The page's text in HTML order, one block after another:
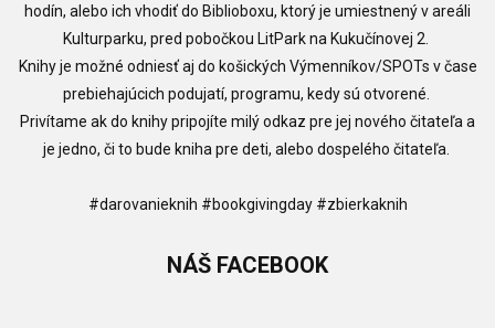
hodín, alebo ich vhodiť do Biblioboxu, ktorý je umiestnený v areáli
Kulturparku, pred pobočkou LitPark na Kukučínovej 2.
Knihy je možné odniesť aj do košických Výmenníkov/SPOTs v čase
prebiehajúcich podujatí, programu, kedy sú otvorené.
Privítame ak do knihy pripojíte milý odkaz pre jej nového čitateľa a
je jedno, či to bude kniha pre deti, alebo dospelého čitateľa.
#darovanieknih #bookgivingday #zbierkaknih
NÁŠ FACEBOOK